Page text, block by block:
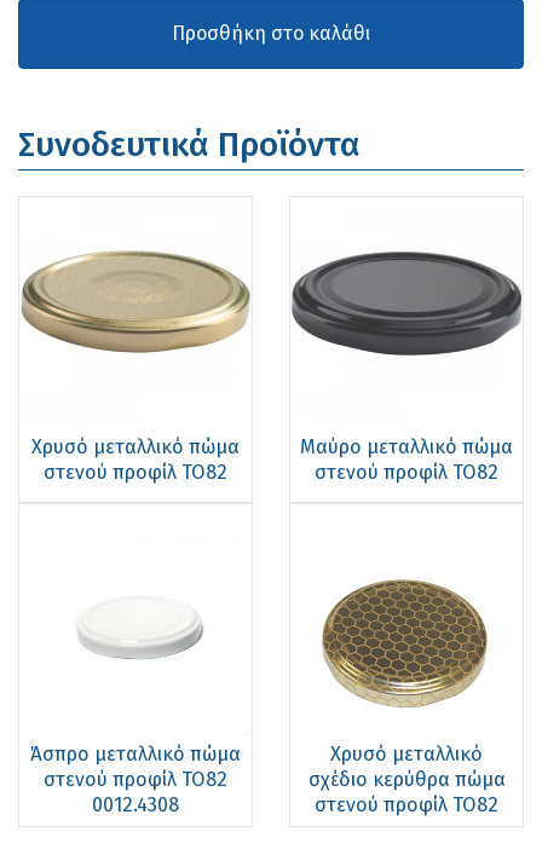
Συνοδευτικά Προϊόντα
Χρυσό μεταλλικό πώμα
στενού προφίλ ΤΟ82
Μαύρο μεταλλικό πώμα
στενού προφίλ ΤΟ82
Άσπρο μεταλλικό πώμα
στενού προφίλ ΤΟ82
0012.4308
Χρυσό μεταλλικό
σχέδιο κερύθρα πώμα
στενού προφίλ ΤΟ82